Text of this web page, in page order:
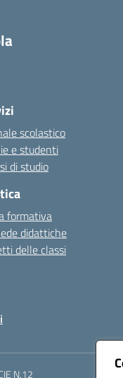
scolastico
e studenti
di studio
formativa
didattiche
delle classi
N.12